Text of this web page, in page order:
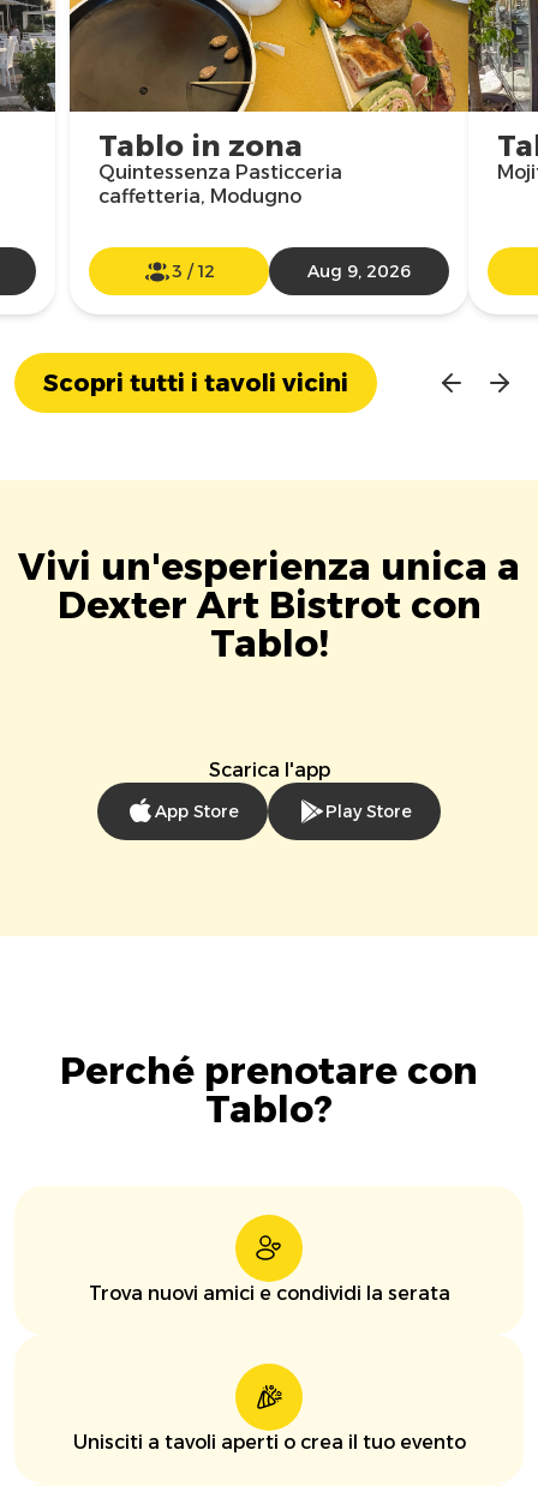
Tablo in zona
Quintessenza Pasticceria
caffetteria, Modugno
3 /12 Aug 9, 2026
Scopri tutti i tavoli vicini
Vivi un'esperienza unica a
Dexter Art Bistrot con
Tablo!
Scarica l'app
App Store Play Store
Perché prenotare con
Tablo?
Trova nuovi amici e condividi la serata
Unisciti a tavoli aperti o crea il tuo evento